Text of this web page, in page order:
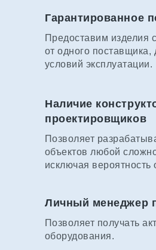
Гарантированное
Предоставим
от одного
условий эксплуатации.
Наличие
проектировщиков
Позволяет
объектов любой
исключая вероятность
Личный менеджер
Позволяет получать
оборудования.